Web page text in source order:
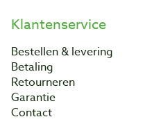
Klantenservice
Bestellen & levering
Betaling
Retourneren
Garantie
Contact